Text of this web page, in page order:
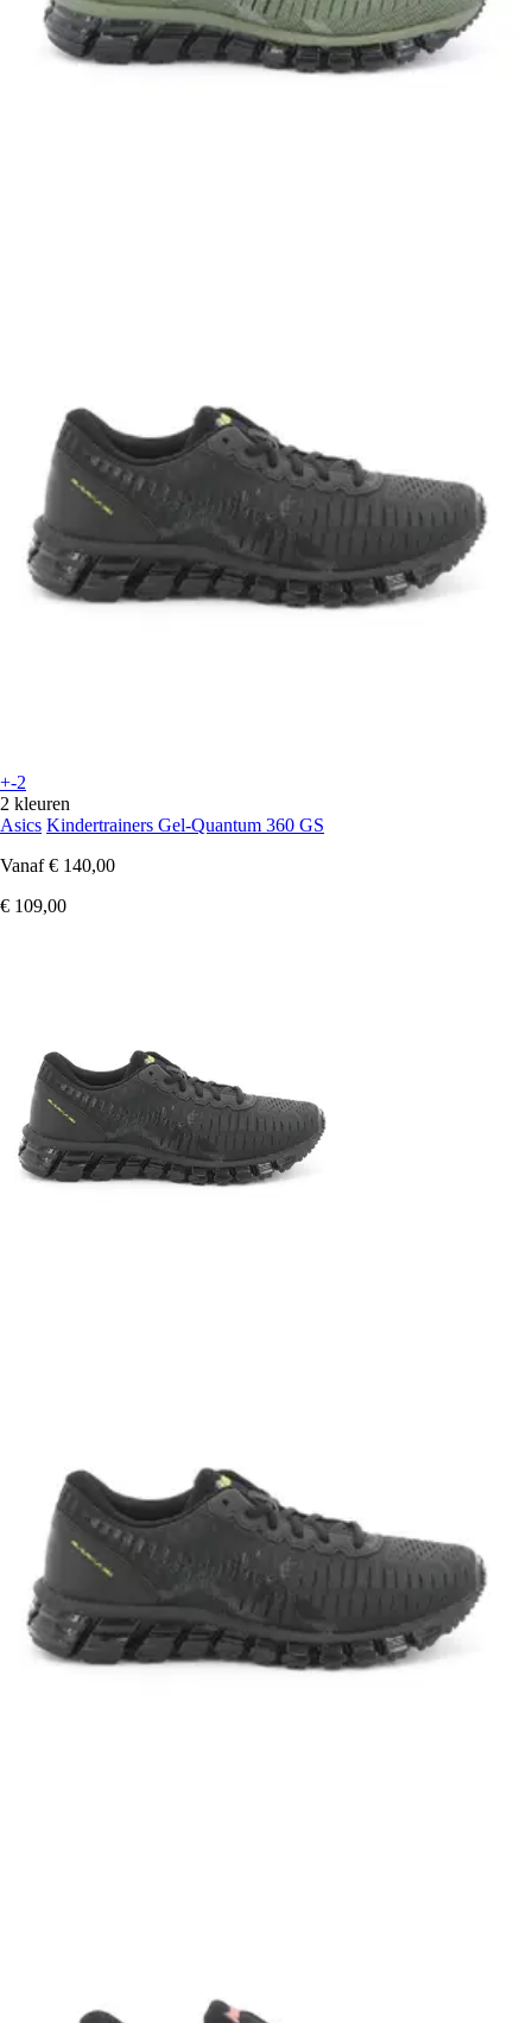
+-2
2 kleuren
Asics Kindertrainers Gel-Quantum 360 GS
Vanaf € 140,00
€ 109,00